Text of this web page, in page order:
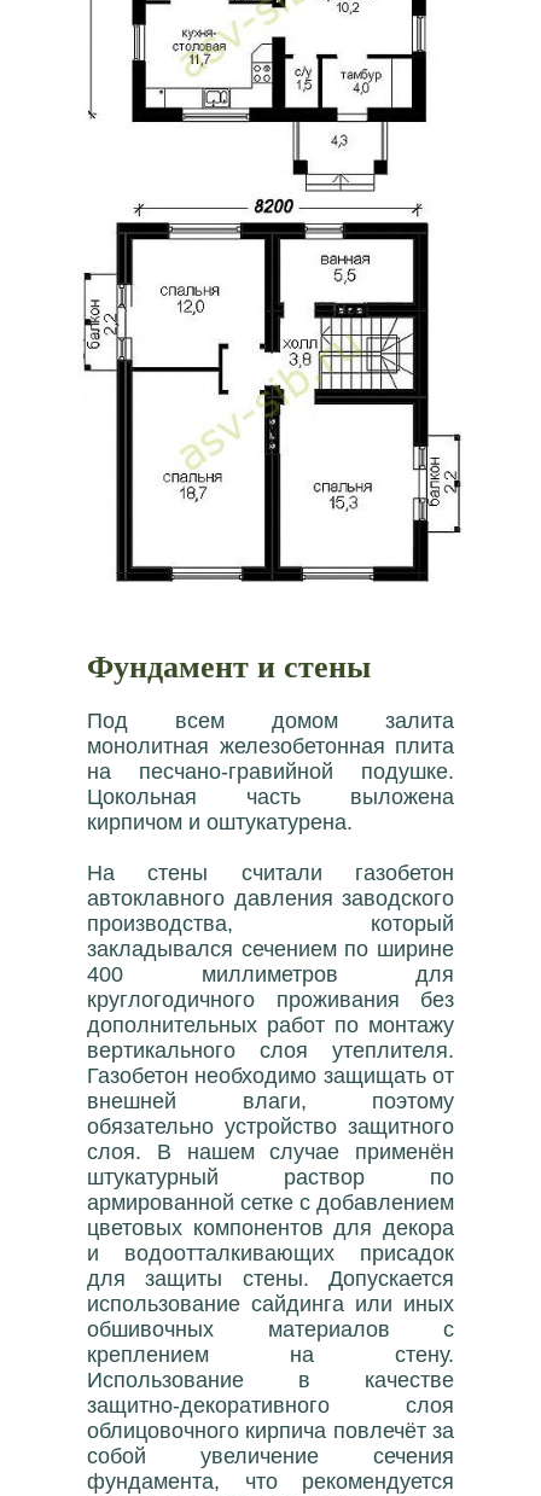
Фундамент и стены
Под всем домом залита
монолитная железобетонная плита
на песчано-гравийной подушке.
Цокольная часть выложена
кирпичом и оштукатурена.
На стены считали газобетон
автоклавного давления заводского
производства, который
закладывался сечением по ширине
400 миллиметров для
круглогодичного проживания без
дополнительных работ по монтажу
вертикального слоя утеплителя.
Газобетон необходимо защищать от
внешней влаги, поэтому
обязательно устройство защитного
слоя. В нашем случае применён
штукатурный раствор по
армированной сетке с добавлением
цветовых компонентов для декора
и водоотталкивающих присадок
для защиты стены. Допускается
использование сайдинга или иных
обшивочных материалов с
креплением на стену.
Использование в качестве
защитно-декоративного слоя
облицовочного кирпича повлечёт за
собой увеличение сечения
фундамента, что рекомендуется